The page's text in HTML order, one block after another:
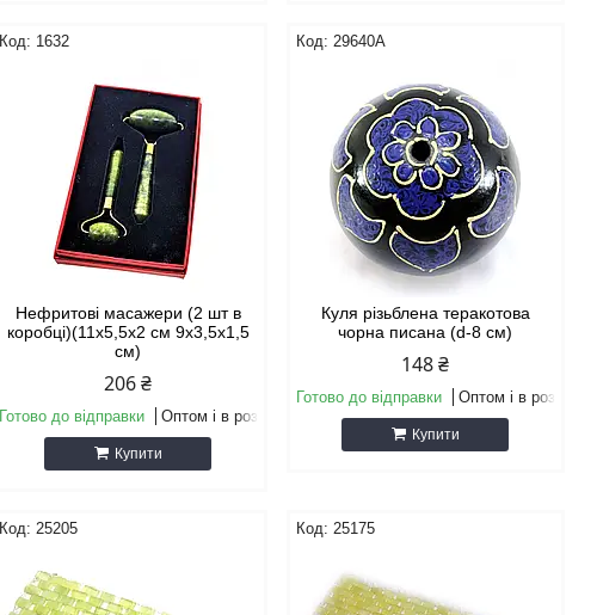
1632
Нефритові масажери (2 шт в
коробці)(11х5,5х2 см 9х3,5х1,5
см)
206 ₴
Готово до відправки Оптом і в роздріб
Купити
29640A
Куля різьблена теракотова
чорна писана (d-8 см)
148 ₴
Готово до відправки Оптом і в роздріб
Купити
25205 25175